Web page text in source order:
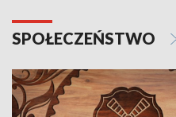
SPOŁECZEŃSTWO